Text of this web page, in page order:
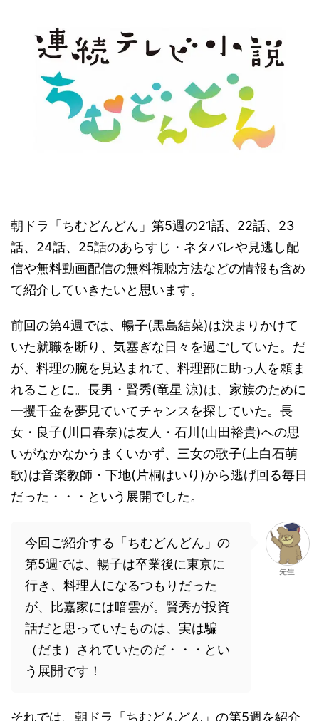
朝ドラ「ちむどんどん」第5週の21話、22話、23
話、24話、25話のあらすじ・ネタバレや見逃し配
信や無料動画配信の無料視聴方法などの情報も含め
て紹介していきたいと思います。
前回の第4週では、暢子(黒島結菜)は決まりかけて
いた就職を断り、気塞ぎな日々を過ごしていた。だ
が、料理の腕を見込まれて、料理部に助っ人を頼ま
れることに。長男・賢秀(竜星 涼)は、家族のために
一攫千金を夢見ていてチャンスを探していた。長
女・良子(川口春奈)は友人・石川(山田裕貴)への思
いがなかなかうまくいかず、三女の歌子(上白石萌
歌)は音楽教師・下地(片桐はいり)から逃げ回る毎日
だった・・・という展開でした。
今回ご紹介する「ちむどんどん」の
第5週では、暢子は卒業後に東京に
行き、料理人になるつもりだった
が、比嘉家には暗雲が。賢秀が投資
話だと思っていたものは、実は騙
（だま）されていたのだ・・・とい
う展開です！
先生
それでは、朝ドラ「ちむどんどん」の第5週を紹介